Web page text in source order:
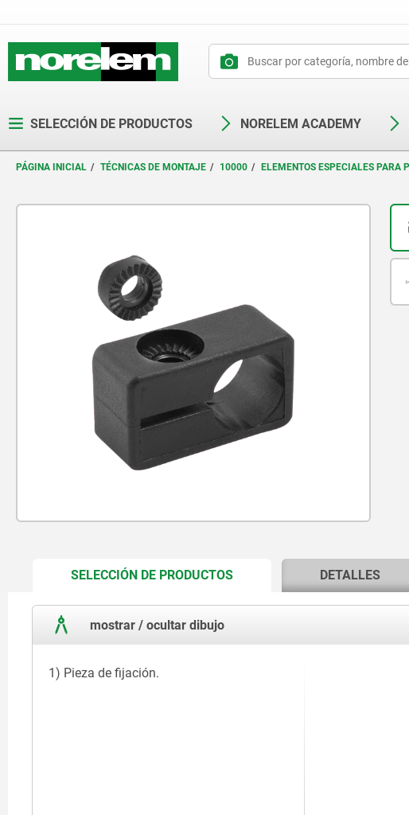
SELECCIÓN DE PRODUCTOS NORELEM ACADEMY
PÁGINA INICIAL TÉCNICAS DE MONTAJE 10000 ELEMENTOS ESPECIALES PARA
SELECCIÓN DE PRODUCTOSCURRENT
DETALLES
mostrar / ocultar dibujo
1) Pieza de fijación.